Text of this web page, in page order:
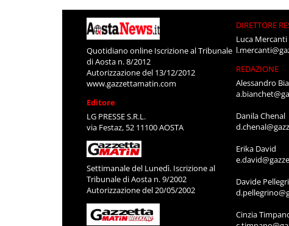
Quotidiano online Iscrizione al Tribunale
di Aosta n. 8/2012
Autorizzazione del 13/12/2012
www.gazzettamatin.com
Editore
LG PRESSE S.R.L.
via Festaz, 52 11100 AOSTA
Settimanale del Lunedì. Iscrizione al
Tribunale di Aosta n. 9/2002
Autorizzazione del 20/05/2002
DIRETTORE
Luca Mercanti
REDAZIONE
Alessandro
Danila Chenal
Erika David
Davide
Cinzia